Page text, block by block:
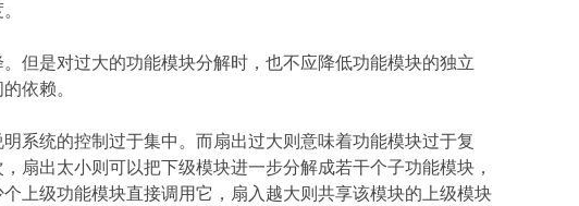
但是对过大的功能模块分解时，也不应降低功能模块的独立
依赖。
系统的控制过于集中。而扇出过大则意味着功能模块过于复
扇出太小则可以把下级模块进一步分解成若干个子功能模块，
上级功能模块直接调用它，扇入越大则共享该模块的上级模块